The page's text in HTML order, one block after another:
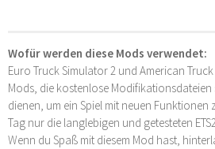
Wofür werden diese Mods verwendet:
Euro Truck Simulator 2 und American
Mods, die kostenlose
dienen, um ein Spiel mit neuen Funktionen
Tag nur die langlebigen und getesteten
Wenn du Spaß mit diesem Mod hast,